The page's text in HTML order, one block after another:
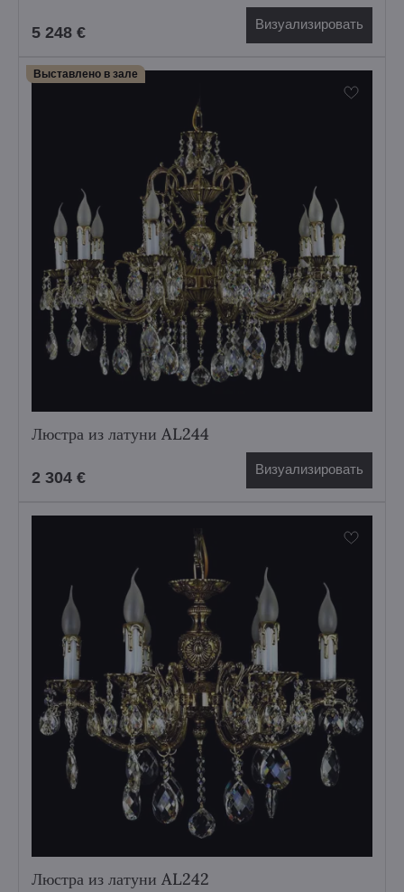
5 248 € Визуализировать
Выставлено в зале
Люстра из латуни AL244
2 304 € Визуализировать
Люстра из латуни AL242